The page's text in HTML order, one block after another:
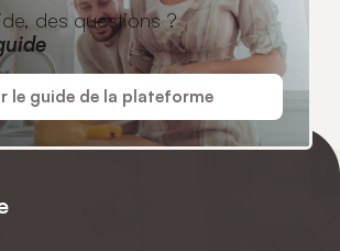
des questions ?
le guide de la plateforme